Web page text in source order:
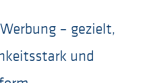
– gezielt,
und